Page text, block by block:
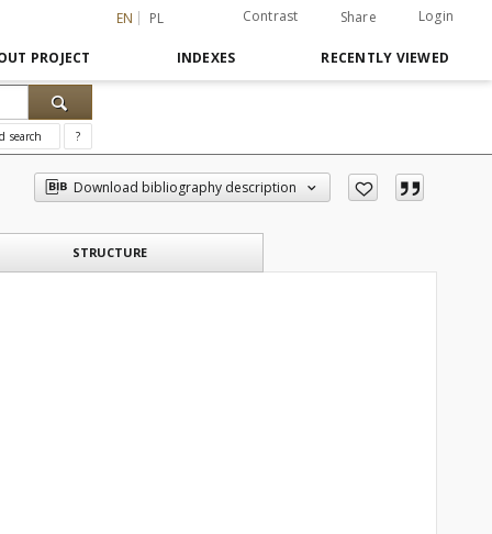
EN PL Contrast Share Login
PROJECT INDEXES RECENTLY VIEWED
search ?
Download bibliography description
STRUCTURE